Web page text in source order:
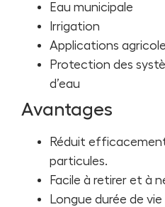
Eau municipale
Irrigation
Applications
Protection des
d’eau
Avantages
Réduit
particules.
Facile à retirer et à
Longue durée de